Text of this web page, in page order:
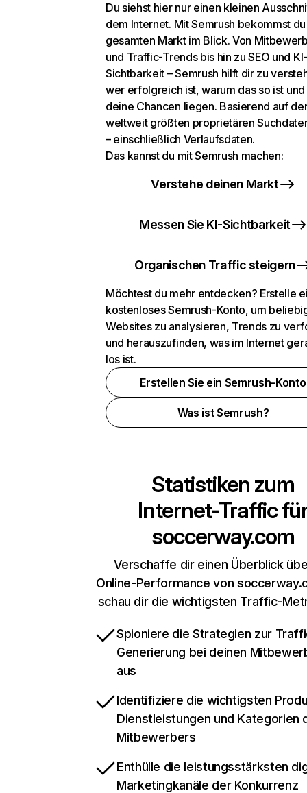
Du siehst hier nur einen kleinen
dem Internet. Mit Semrush bekommst
gesamten Markt im Blick. Von
und Traffic-Trends bis hin zu SEO und KI-
Sichtbarkeit – Semrush hilft dir zu
wer erfolgreich ist, warum das so ist
deine Chancen liegen. Basierend auf
weltweit größten proprietären
– einschließlich Verlaufsdaten.
Das kannst du mit Semrush machen:
Verstehe deinen Markt
Messen Sie KI-Sichtbarkeit
Organischen Traffic steigern
Möchtest du mehr entdecken? Erstelle
kostenloses Semrush-Konto, um
Websites zu analysieren, Trends zu
und herauszufinden, was im Internet
los ist.
Erstellen Sie ein Semrush-Konto
Was ist Semrush?
Statistiken zum
Internet-Traffic
soccerway.com
Verschaffe dir einen Überblick
Online-Performance von
schau dir die wichtigsten Traffic-
Spioniere die Strategien zur
Generierung bei deinen
aus
Identifiziere die wichtigsten
Dienstleistungen und Kategorien
Mitbewerbers
Enthülle die leistungsstärksten
Marketingkanäle der Konkurrenz